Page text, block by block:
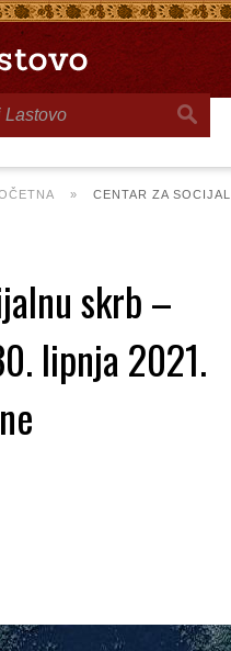
» CENTAR ZA
skrb –
lipnja 2021.